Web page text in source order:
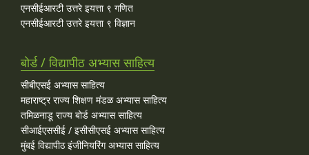
एनसीईआरटी उत्तरे इयत्ता ९ गणित
एनसीईआरटी उत्तरे इयत्ता ९ विज्ञान
बोर्ड / विद्यापीठ अभ्यास साहित्य
सीबीएसई अभ्यास साहित्य
महाराष्ट्र राज्य शिक्षण मंडळ अभ्यास साहित्य
तमिळनाडू राज्य बोर्ड अभ्यास साहित्य
सीआईएससीई / इसीसीएसई अभ्यास साहित्य
मुंबई विद्यापीठ इंजीनियरिंग अभ्यास साहित्य